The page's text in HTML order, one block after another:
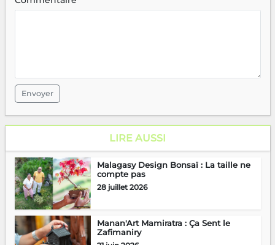
Envoyer
LIRE AUSSI
Malagasy Design Bonsaï : La taille ne
compte pas
28 juillet 2026
Manan'Art Mamiratra : Ça Sent le
Zafimaniry